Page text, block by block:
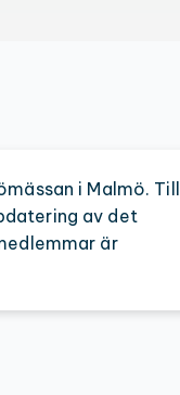
i Malmö. Till
av det
är